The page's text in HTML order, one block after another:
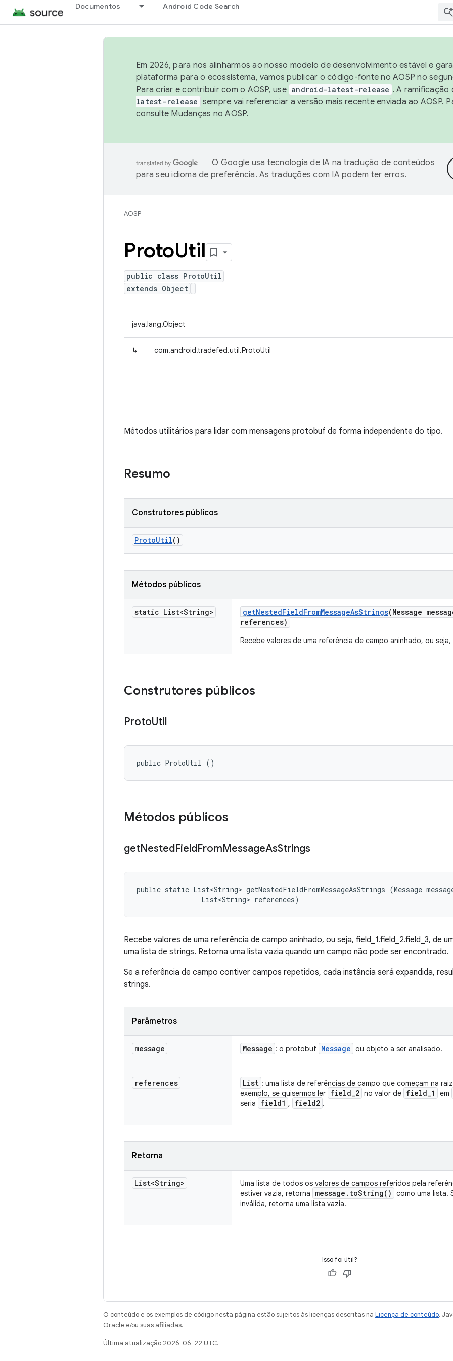
Documentos Android Code Search
Em 2026, para nos alinharmos ao nosso modelo de desenvolvimento estável e
plataforma para o ecossistema, vamos publicar o código-fonte no AOSP no
Para criar e contribuir com o AOSP, use android-latest-release . A
latest-release sempre vai referenciar a versão mais recente enviada ao AOSP.
consulte Mudanças no AOSP.
O Google usa tecnologia de IA na tradução de conteúdos
para seu idioma de preferência. As traduções com IA podem ter erros.
AOSP
ProtoUtil
public class ProtoUtil
extends Object
java.lang.Object
↳ com.android.tradefed.util.ProtoUtil
Métodos utilitários para lidar com mensagens protobuf de forma independente do tipo.
Resumo
Construtores públicos
ProtoUtil()
Métodos públicos
static List<String> getNestedFieldFromMessageAsStrings(Message
references)
Recebe valores de uma referência de campo aninhado, ou seja,
Construtores públicos
ProtoUtil
public ProtoUtil ()
Métodos públicos
getNestedFieldFromMessageAsStrings
public static List<String> getNestedFieldFromMessageAsStrings (Message
                List<String> references)
Recebe valores de uma referência de campo aninhado, ou seja, field_1.field_2.field_3, de
uma lista de strings. Retorna uma lista vazia quando um campo não pode ser encontrado.
Se a referência de campo contiver campos repetidos, cada instância será expandida,
strings.
Parâmetros
message Message : o protobuf Message ou objeto a ser analisado.
references List : uma lista de referências de campo que começam na
exemplo, se quisermos ler field_2 no valor de field_1
em
seria
field1 , field2 .
Retorna
List<String>
Uma lista de todos os valores de campos referidos pela
estiver vazia, retorna
message . toString( )
como uma lista.
inválida, retorna uma lista vazia.
Isso foi útil?
O conteúdo e os exemplos de código nesta página estão sujeitos às licenças descritas na Licença de conteúdo.
Oracle e/ou suas afiliadas.
Última atualização 2026-06-22 UTC.